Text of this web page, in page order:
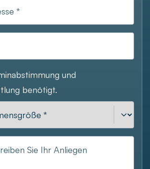
*
und
benötigt.
Sie Ihr Anliegen